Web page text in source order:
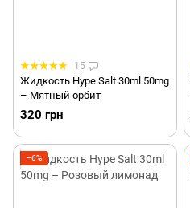
15
Жидкость Hype Salt 30ml 50mg
– Мятный орбит
320 грн
−6%